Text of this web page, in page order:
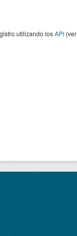
utilizando losAPI(ver